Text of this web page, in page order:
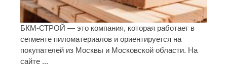
БКМ-СТРОЙ — это компания, которая работает в
сегменте пиломатериалов и ориентируется на
покупателей из Москвы и Московской области. На
сайте ...